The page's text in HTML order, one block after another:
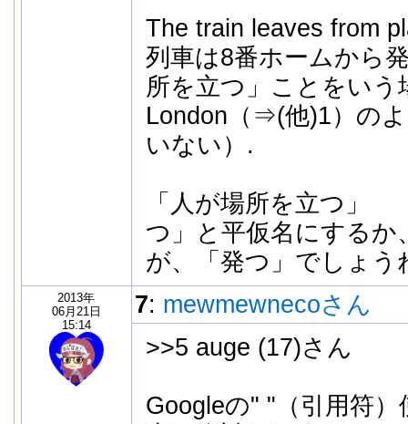
The train leaves from
列車は8番ホームから
所を立つ」ことをいう
London（⇒(他)1）の
いない）.
「人が場所を立つ」
つ」と平仮名にする
が、「発つ」でしょう
2013年
06月21日
15:14
7: mewmewnecoさん
>>5 auge (17)さん
Googleの" "（引用符